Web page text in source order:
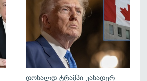
დონალდ ტრამპი კანადურ